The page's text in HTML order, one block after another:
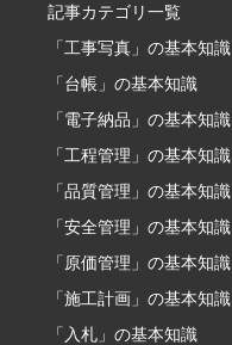
記事カテゴリ一覧
「工事写真」の基本知識
「台帳」の基本知識
「電子納品」の基本知識
「工程管理」の基本知識
「品質管理」の基本知識
「安全管理」の基本知識
「原価管理」の基本知識
「施工計画」の基本知識
「入札」の基本知識